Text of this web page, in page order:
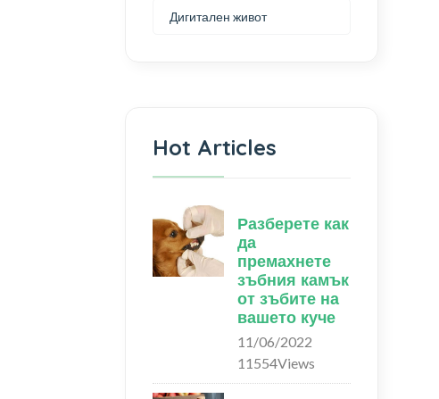
Дигитален живот
Hot Articles
Разберете как
да
премахнете
зъбния камък
от зъбите на
вашето куче
11/06/2022
11554Views